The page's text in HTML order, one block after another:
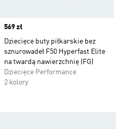
Price
569 zł
Dziecięce buty piłkarskie bez
sznurowadeł F50 Hyperfast Elite
na twardą nawierzchnię (FG)
Dziecięce Performance
2 kolory